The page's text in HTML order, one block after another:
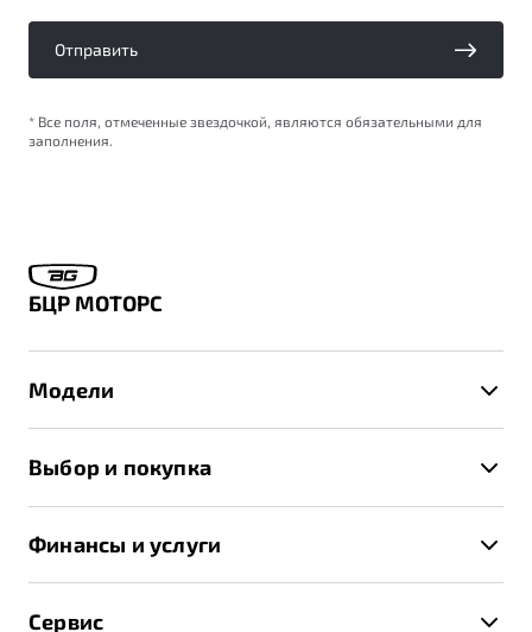
Обзор В наличии
Отправить
* Все поля, отмеченные звездочкой, являются обязательными для
заполнения.
БЦР МОТОРС
Модели
X70
Выбор и покупка
Спецпредложения и Акции
Записаться на тест-драйв
Финансы и услуги
Сервис